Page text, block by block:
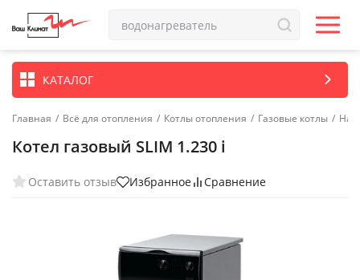
КАТАЛОГ
Главная / Всё для отопления / Котлы отопления / Газовые котлы /
Котел газовый SLIM 1.230 i
Оставить отзыв Избранное Сравнение